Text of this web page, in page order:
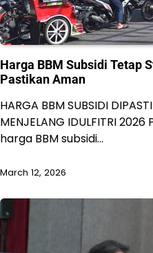
Harga BBM Subsidi Tetap
Pastikan Aman
HARGA BBM SUBSIDI
MENJELANG IDULFITRI
harga BBM subsidi…
March 12, 2026